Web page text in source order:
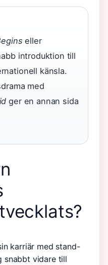
eller
introduktion till
känsla.
med
ger en annan sida
karriär med stand-
snabbt vidare till